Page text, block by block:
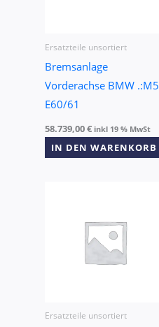
Ersatzteile unsortiert
Bremsanlage
Vorderachse BMW .:M5
E60/61
58.739,00€ inkl 19 % MwSt
IN DEN WARENKORB
Ersatzteile unsortiert